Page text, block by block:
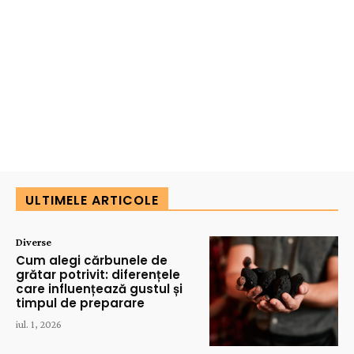
ULTIMELE ARTICOLE
Diverse
Cum alegi cărbunele de
grătar potrivit: diferențele
care influențează gustul și
timpul de preparare
iul. 1, 2026